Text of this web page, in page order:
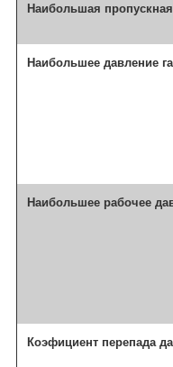
Наибольшая
Наибольшее давление
Наибольшее рабочее
Коэфициент перепада